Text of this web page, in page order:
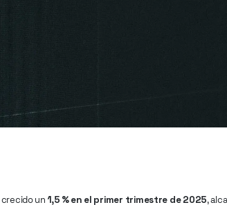
crecido un1,5 % en el primer trimestre de 2025,